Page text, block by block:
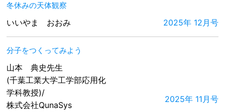
冬休みの天体観察
いいやま おおみ 2025年 12月号
分子をつくってみよう
山本 典史先生
(千葉工業大学工学部応用化
学科教授)/
株式会社QunaSys
2025年 11月号